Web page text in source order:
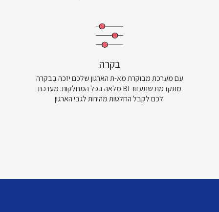
בקרה
עם מערכת מבוקרת מא-ת הארגון שלכם יזכה בבקרה
מלאה בכל המחלקות. מערכת BI מתקדמת שתעזור
לכם לקבל החלטות מהירות לגבי הארגון.